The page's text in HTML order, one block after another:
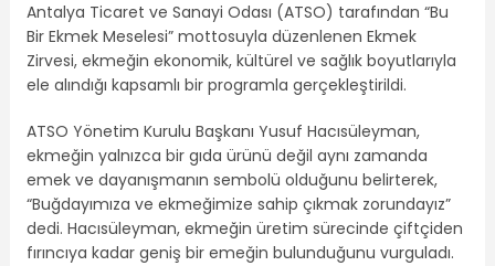
Antalya Ticaret ve Sanayi Odası (ATSO) tarafından “Bu
Bir Ekmek Meselesi” mottosuyla düzenlenen Ekmek
Zirvesi, ekmeğin ekonomik, kültürel ve sağlık boyutlarıyla
ele alındığı kapsamlı bir programla gerçekleştirildi.
ATSO Yönetim Kurulu Başkanı Yusuf Hacısüleyman,
ekmeğin yalnızca bir gıda ürünü değil aynı zamanda
emek ve dayanışmanın sembolü olduğunu belirterek,
“Buğdayımıza ve ekmeğimize sahip çıkmak zorundayız”
dedi. Hacısüleyman, ekmeğin üretim sürecinde çiftçiden
fırıncıya kadar geniş bir emeğin bulunduğunu vurguladı.